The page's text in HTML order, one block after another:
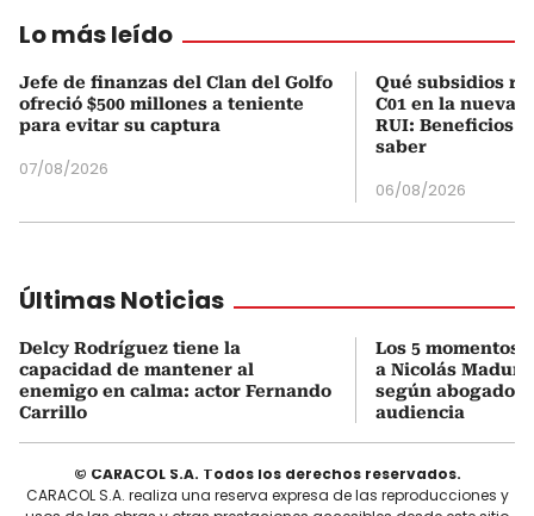
Lo más leído
Jefe de finanzas del Clan del Golfo
ofreció $500 millones a teniente
para evitar su captura
07/08/2026
Qué subsidios
C01 en la nueva
RUI: Beneficios
saber
06/08/2026
Últimas Noticias
Delcy Rodríguez tiene la
capacidad de mantener al
enemigo en calma: actor Fernando
Carrillo
Los 5 momentos
a Nicolás Maduro
según abogado
audiencia
© CARACOL S.A. Todos los derechos reservados.
CARACOL S.A. realiza una reserva expresa de las reproducciones y